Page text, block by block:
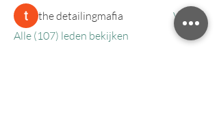
the detailingmafia
Volgen
Alle (107) leden bekijken